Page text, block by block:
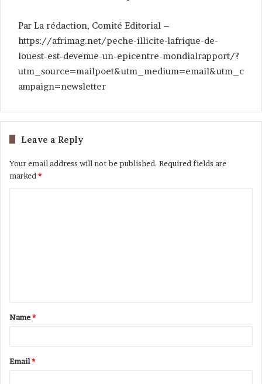
Par La rédaction, Comité Editorial –
https://afrimag.net/peche-illicite-lafrique-de-
louest-est-devenue-un-epicentre-mondialrapport/?
utm_source=mailpoet&utm_medium=email&utm_c
ampaign=newsletter
Leave a Reply
Your email address will not be published. Required fields are
marked *
Name*
Email*